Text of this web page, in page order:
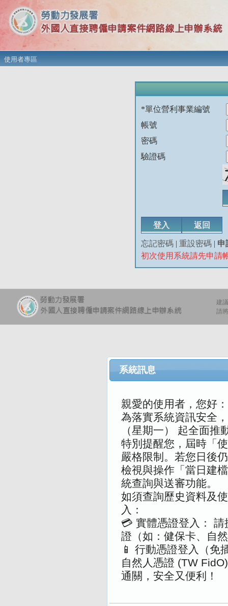
使用者專區
*單位營利事業編號
帳號
密碼
驗證碼
忘記密碼 | 重設密碼 | 申
初次使用系統請先申請
建
請
系統訊息
親愛的使用者，您好：
為落實系統資訊安全
（星期一） 起全面推
特別提醒您，屆時「
嚴格限制。若您日後
檢視與操作「當日建
統查詢與送審功能。
如須查詢歷史資料及
入：
💳 實體憑證登入：
證（如：健保卡、自
📱 行動憑證登入（免
自然人憑證 (TW
通關，安全又便利！